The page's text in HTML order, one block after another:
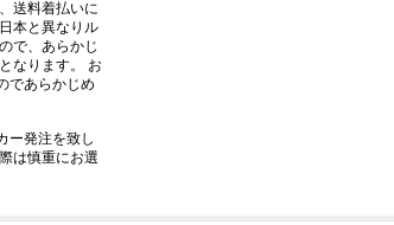
送料着払いに
本と異なりル
で、あらかじ
なります。 お
であらかじめ
ー発注を致し
は慎重にお選